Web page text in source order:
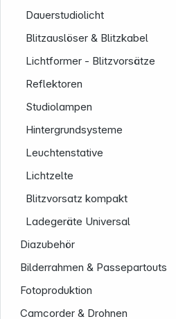
Dauerstudiolicht
Blitzauslöser & Blitzkabel
Lichtformer - Blitzvorsätze
Reflektoren
Studiolampen
Hintergrundsysteme
Leuchtenstative
Lichtzelte
Blitzvorsatz kompakt
Ladegeräte Universal
Diazubehör
Bilderrahmen & Passepartouts
Fotoproduktion
Camcorder & Drohnen